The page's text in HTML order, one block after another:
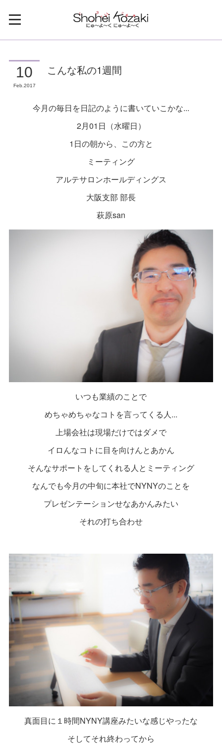
10
Feb 2017
こんな私の1週間
今月の毎日を日記のように書いていこかな...
2月01日（水曜日）
1日の朝から、この方と
ミーティング
アルテサロンホールディングス
大阪支部 部長
萩原san
いつも業績のことで
めちゃめちゃなコトを言ってくる人...
上場会社は現場だけではダメで
イロんなコトに目を向けんとあかん
そんなサポートをしてくれる人とミーティング
なんでも今月の中旬に本社でNYNYのことを
プレゼンテーションせなあかんみたい
それの打ち合わせ
真面目に１時間NYNY講座みたいな感じやったな
そしてそれ終わってから